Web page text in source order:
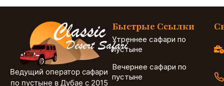
Ведущий оператор сафари
по пустыне в Дубае с 2015
Быстрые Ссылки
Утреннее сафари по
пустыне
Вечернее сафари по
пустыне